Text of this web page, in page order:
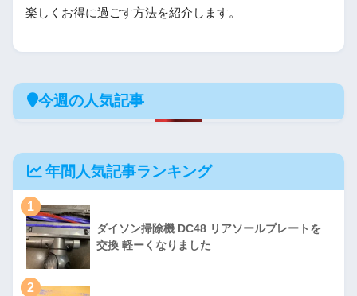
楽しくお得に過ごす方法を紹介します。
今週の人気記事
年間人気記事ランキング
1
ダイソン掃除機 DC48 リアソールプレートを
交換 軽ーくなりました
2